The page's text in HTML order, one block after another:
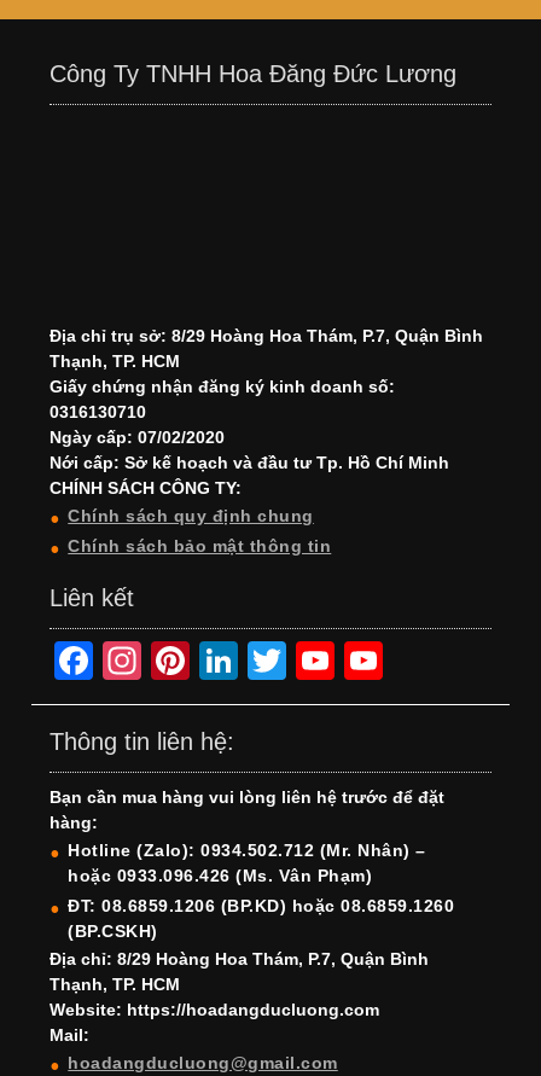
Công Ty TNHH Hoa Đăng Đức Lương
Địa chỉ trụ sở: 8/29 Hoàng Hoa Thám, P.7, Quận Bình
Thạnh, TP. HCM
Giấy chứng nhận đăng ký kinh doanh số:
0316130710
Ngày cấp: 07/02/2020
Nới cấp: Sở kế hoạch và đầu tư Tp. Hồ Chí Minh
CHÍNH SÁCH CÔNG TY:
Chính sách quy định chung
Chính sách bảo mật thông tin
Liên kết
F
a
c
e
b
o
o
k
In
st
a
gr
a
m
Pi
nt
er
e
st
Li
n
e
dI
n
T
wi
er
Y
o
T
u
b
e
o
T
u
b
e
h
Thông tin liên hệ:
Bạn cần mua hàng vui lòng liên hệ trước để đặt
hàng:
Hotline (Zalo): 0934.502.712 (Mr. Nhân) –
hoặc 0933.096.426 (Ms. Vân Phạm)
ĐT: 08.6859.1206 (BP.KD) hoặc 08.6859.1260
(BP.CSKH)
Địa chỉ: 8/29 Hoàng Hoa Thám, P.7, Quận Bình
Thạnh, TP. HCM
Website: https://hoadangducluong.com
Mail:
hoadangducluong@gmail.com